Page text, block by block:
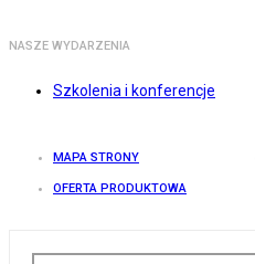
NASZE WYDARZENIA
Szkolenia i konferencje
MAPA STRONY
OFERTA PRODUKTOWA